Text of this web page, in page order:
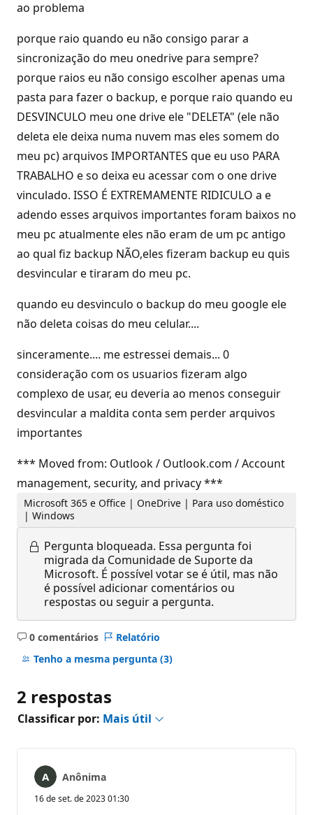
ao problema
porque raio quando eu não consigo parar a
sincronização do meu onedrive para sempre?
porque raios eu não consigo escolher apenas uma
pasta para fazer o backup, e porque raio quando eu
DESVINCULO meu one drive ele "DELETA" (ele não
deleta ele deixa numa nuvem mas eles somem do
meu pc) arquivos IMPORTANTES que eu uso PARA
TRABALHO e so deixa eu acessar com o one drive
vinculado. ISSO É EXTREMAMENTE RIDICULO a e
adendo esses arquivos importantes foram baixos no
meu pc atualmente eles não eram de um pc antigo
ao qual fiz backup NÃO,eles fizeram backup eu quis
desvincular e tiraram do meu pc.
quando eu desvinculo o backup do meu google ele
não deleta coisas do meu celular....
sinceramente.... me estressei demais... 0
consideração com os usuarios fizeram algo
complexo de usar, eu deveria ao menos conseguir
desvincular a maldita conta sem perder arquivos
importantes
*** Moved from: Outlook / Outlook.com / Account
management, security, and privacy ***
Microsoft 365 e Office | OneDrive | Para uso doméstico
| Windows
Pergunta bloqueada. Essa pergunta foi
migrada da Comunidade de Suporte da
Microsoft. É possível votar se é útil, mas não
é possível adicionar comentários ou
respostas ou seguir a pergunta.
0 comentários
Sem
comentários
Relatório
Tenho a mesma pergunta (3)
2 respostas
Classificar por: Mais útil
Anônima
16 de set. de 2023 01:30